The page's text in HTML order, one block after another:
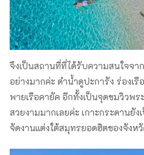
จึงเป็นสถานที่ที่ได้รับความสนใจจา
อย่างมากค่ะ ดําน้ําดูปะการัง ร่องเรื
พายเรือคายัค อีกทั้งเป็นจุดชมวิวพ
สวยงามมากเลยค่ะ เกาะกระดานยั
จัดงานแต่งใต้สมุทรยอดฮิตของจังห